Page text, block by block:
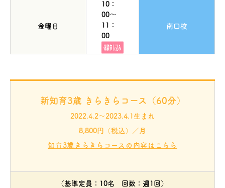
金曜日
10：
00～
11：
00
南口校
新知育3歳 きらきらコース（60分）
2022.4.2～2023.4.1生まれ
8,800円（税込）／月
知育3歳きらきらコースの内容はこちら
（基準定員：10名 回数：週1回）